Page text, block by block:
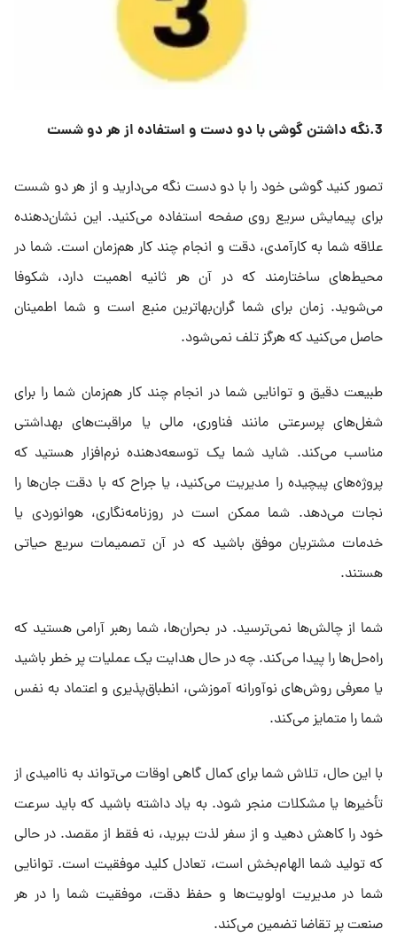
3.نگه داشتن گوشی با دو دست و استفاده از هر دو شست
تصور کنید گوشی خود را با دو دست نگه می‌دارید و از هر دو شست
برای پیمایش سریع روی صفحه استفاده می‌کنید. این نشان‌دهنده
علاقه شما به کارآمدی، دقت و انجام چند کار هم‌زمان است. شما در
محیط‌های ساختارمند که در آن هر ثانیه اهمیت دارد، شکوفا
می‌شوید. زمان برای شما گران‌بهاترین منبع است و شما اطمینان
حاصل می‌کنید که هرگز تلف نمی‌شود.
طبیعت دقیق و توانایی شما در انجام چند کار هم‌زمان شما را برای
شغل‌های پرسرعتی مانند فناوری، مالی یا مراقبت‌های بهداشتی
مناسب می‌کند. شاید شما یک توسعه‌دهنده نرم‌افزار هستید که
پروژه‌های پیچیده را مدیریت می‌کنید، یا جراح که با دقت جان‌ها را
نجات می‌دهد. شما ممکن است در روزنامه‌نگاری، هوانوردی یا
خدمات مشتریان موفق باشید که در آن تصمیمات سریع حیاتی
هستند.
شما از چالش‌ها نمی‌ترسید. در بحران‌ها، شما رهبر آرامی هستید که
راه‌حل‌ها را پیدا می‌کند. چه در حال هدایت یک عملیات پر خطر باشید
یا معرفی روش‌های نوآورانه آموزشی، انطباق‌پذیری و اعتماد به نفس
شما را متمایز می‌کند.
با این حال، تلاش شما برای کمال گاهی اوقات می‌تواند به ناامیدی از
تأخیرها یا مشکلات منجر شود. به یاد داشته باشید که باید سرعت
خود را کاهش دهید و از سفر لذت ببرید، نه فقط از مقصد. در حالی
که تولید شما الهام‌بخش است، تعادل کلید موفقیت است. توانایی
شما در مدیریت اولویت‌ها و حفظ دقت، موفقیت شما را در هر
صنعت پر تقاضا تضمین می‌کند.